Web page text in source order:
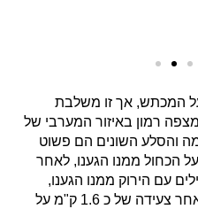
המכתש, אך זו משלבת
רמון באיזור המערבי של
והסלע השונים הם פשוט
הכחול ממנו הגענו, לאחר
עם הירוק ממנו הגענו,
הפעם נמשיך ישר עם הכחול. לאחר צעידה של כ 1.6 ק"מ על